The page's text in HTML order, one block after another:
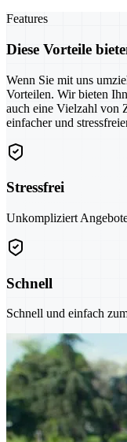
Features
Diese Vorteile
Wenn Sie mit uns
Vorteilen. Wir bieten
auch eine Vielzahl von
einfacher und
Stressfrei
Unkompliziert
Schnell
Schnell und einfach